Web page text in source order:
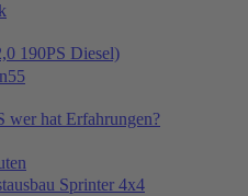
190PS Diesel)
wer hat Erfahrungen?
Sprinter 4x4